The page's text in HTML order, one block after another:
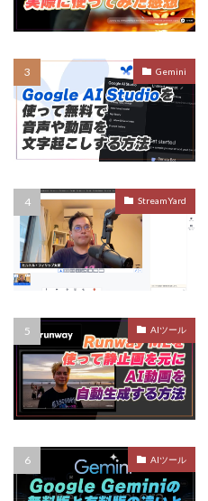
Gemini
StreamYard
AIツール
AIツール